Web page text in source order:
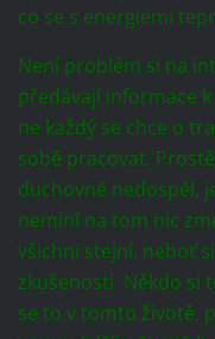
co se s energiemi
Není problém si na
předávají informace
ne každý se chce o
sobě pracovat.
duchovně nedospěl,
nemíní na tom nic
všichni stejní, neboť
zkušenosti. Někdo si
se to v tomto životě,